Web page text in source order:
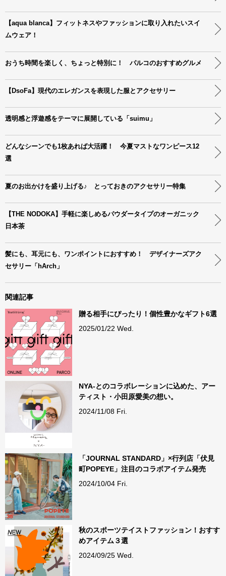
【aqua blanca】フィットネスやファッションに取り入れたいスイ
ムウェア！
おうち時間を楽しく、ちょっと特別に！ パルコのおすすめグルメ
【DsoFa】現代のエレガンスを表現した服とアクセサリー
透明感と浮遊感をテーマに展開している「suimu」
どんなシーンでも1枚あれば大活躍！ 今夏マストなワンピース12
選
夏のお出かけを盛り上げる♪ とっておきのアクセサリー特集
【THE NODOKA】手軽に楽しめるパウダータイプのオーガニック
日本茶
髪にも、耳元にも、ワンポイントにおすすめ！ デザイナーズアク
セサリー「hArch」
関連記事
贈る相手にぴったり！個性豊かなギフト6選
2025/01/22 Wed.
NYA-とのコラボレーションに込めた、アー
ティスト・小田原愛美の想い。
2024/11/08 Fri.
「JOURNAL STANDARD」×行列店「伏見
町POPEYE」注目のコラボアイテム発売
2024/10/04 Fri.
秋のスポーツテイストファッション！おすす
めアイテム３選
2024/09/25 Wed.